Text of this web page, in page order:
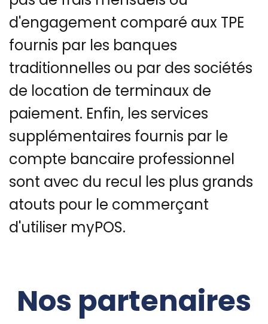
d'engagement comparé aux TPE
fournis par les banques
traditionnelles ou par des sociétés
de location de terminaux de
paiement. Enfin, les services
supplémentaires fournis par le
compte bancaire professionnel
sont avec du recul les plus grands
atouts pour le commerçant
d'utiliser myPOS.
Nos partenaires